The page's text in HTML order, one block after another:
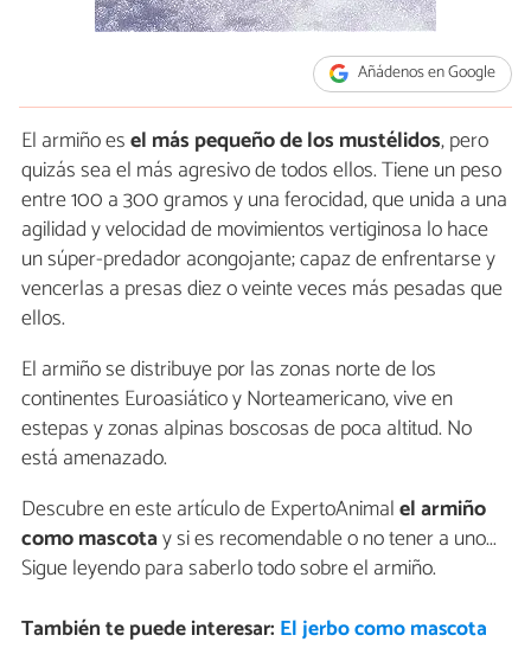
Añádenos en Google
El armiño esel más pequeño de los mustélidos, pero
quizás sea el más agresivo de todos ellos. Tiene un peso
entre 100 a 300 gramos y una ferocidad, que unida a una
agilidad y velocidad de movimientos vertiginosa lo hace
un súper-predador acongojante; capaz de enfrentarse y
vencerlas a presas diez o veinte veces más pesadas que
ellos.
El armiño se distribuye por las zonas norte de los
continentes Euroasiático y Norteamericano, vive en
estepas y zonas alpinas boscosas de poca altitud. No
está amenazado.
Descubre en este artículo de ExpertoAnimalel armiño
como mascotay si es recomendable o no tener a uno...
Sigue leyendo para saberlo todo sobre el armiño.
También te puede interesar: El jerbo como mascota